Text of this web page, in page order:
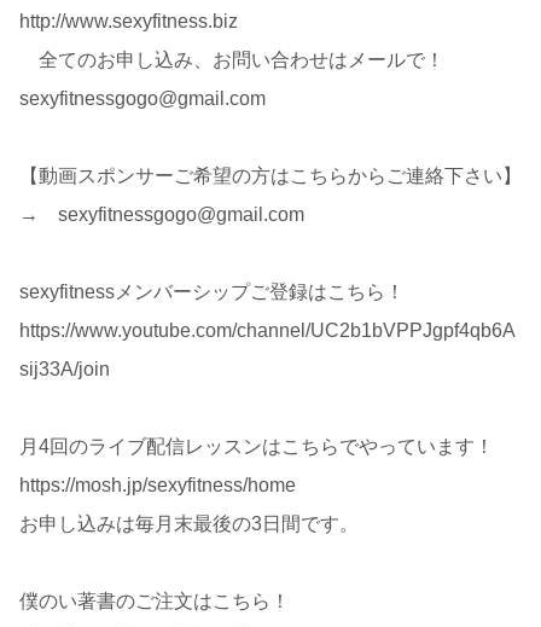
http://www.sexyfitness.biz
全てのお申し込み、お問い合わせはメールで！
sexyfitnessgogo@gmail.com
【動画スポンサーご希望の方はこちらからご連絡下さい】
→ sexyfitnessgogo@gmail.com
sexyfitnessメンバーシップご登録はこちら！
https://www.youtube.com/channel/UC2b1bVPPJgpf4qb6A
sij33A/join
月4回のライブ配信レッスンはこちらでやっています！
https://mosh.jp/sexyfitness/home
お申し込みは毎月末最後の3日間です。
僕のい著書のご注文はこちら！